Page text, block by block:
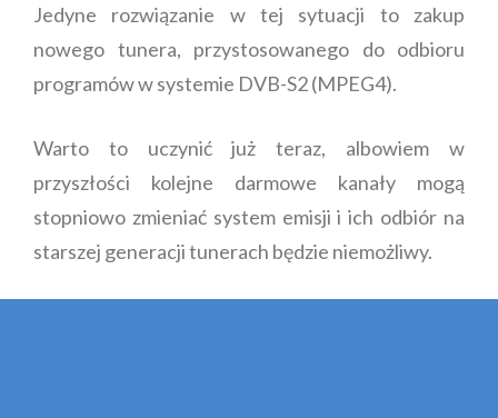
Jedyne rozwiązanie w tej sytuacji to zakup
nowego tunera, przystosowanego do odbioru
programów w systemie DVB-S2 (MPEG4).
Warto to uczynić już teraz, albowiem w
przyszłości kolejne darmowe kanały mogą
stopniowo zmieniać system emisji i ich odbiór na
starszej generacji tunerach będzie niemożliwy.